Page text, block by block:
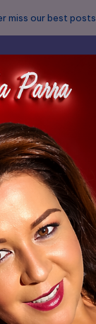
miss our best posts.